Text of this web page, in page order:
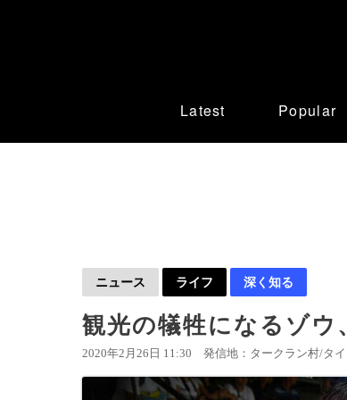
Latest Popular
ニュース ライフ 深く知る
観光の犠牲になるゾウ
2020年2月26日 11:30 発信地：タークラン村/タ